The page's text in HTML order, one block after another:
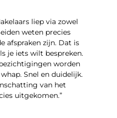
liep via zowel
weten precies
afspraken zijn. Dat is
je iets wilt bespreken.
worden
Snel en duidelijk.
van het
uitgekomen.”